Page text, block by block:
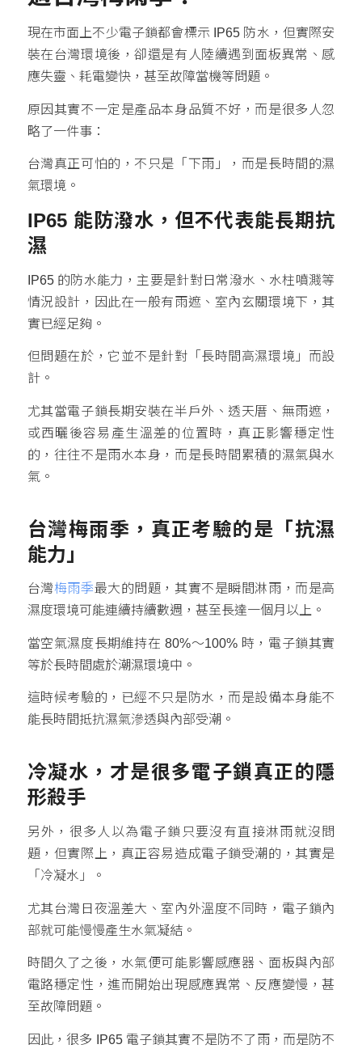
現在市面上不少電子鎖都會標示 IP65 防水，但實際安
裝在台灣環境後，卻還是有人陸續遇到面板異常、感
應失靈、耗電變快，甚至故障當機等問題。
原因其實不一定是產品本身品質不好，而是很多人忽
略了一件事：
台灣真正可怕的，不只是「下雨」，而是長時間的濕
氣環境。
IP65 能防潑水，但不代表能長期抗
濕
IP65 的防水能力，主要是針對日常潑水、水柱噴濺等
情況設計，因此在一般有雨遮、室內玄關環境下，其
實已經足夠。
但問題在於，它並不是針對「長時間高濕環境」而設
計。
尤其當電子鎖長期安裝在半戶外、透天厝、無雨遮，
或西曬後容易產生溫差的位置時，真正影響穩定性
的，往往不是雨水本身，而是長時間累積的濕氣與水
氣。
台灣梅雨季，真正考驗的是「抗濕
能力」
台灣梅雨季最大的問題，其實不是瞬間淋雨，而是高
濕度環境可能連續持續數週，甚至長達一個月以上。
當空氣濕度長期維持在 80%～100% 時，電子鎖其實
等於長時間處於潮濕環境中。
這時候考驗的，已經不只是防水，而是設備本身能不
能長時間抵抗濕氣滲透與內部受潮。
冷凝水，才是很多電子鎖真正的隱
形殺手
另外，很多人以為電子鎖只要沒有直接淋雨就沒問
題，但實際上，真正容易造成電子鎖受潮的，其實是
「冷凝水」。
尤其台灣日夜溫差大、室內外溫度不同時，電子鎖內
部就可能慢慢產生水氣凝結。
時間久了之後，水氣便可能影響感應器、面板與內部
電路穩定性，進而開始出現感應異常、反應變慢，甚
至故障問題。
因此，很多 IP65 電子鎖其實不是防不了雨，而是防不